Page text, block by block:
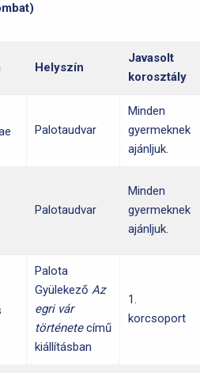
Helyszín
Javasolt
korosztály
Palotaudvar
Minden
gyermeknek
ajánljuk.
Palotaudvar
Minden
gyermeknek
ajánljuk.
Palota
Gyülekező Az
egri vár
történetecímű
kiállításban
1.
korcsoport